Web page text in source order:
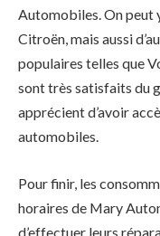
Automobiles. On peut
Citroën, mais aussi
populaires telles que
sont très satisfaits du
apprécient d’avoir
automobiles.
Pour finir, les
horaires de Mary
d’effectuer leurs